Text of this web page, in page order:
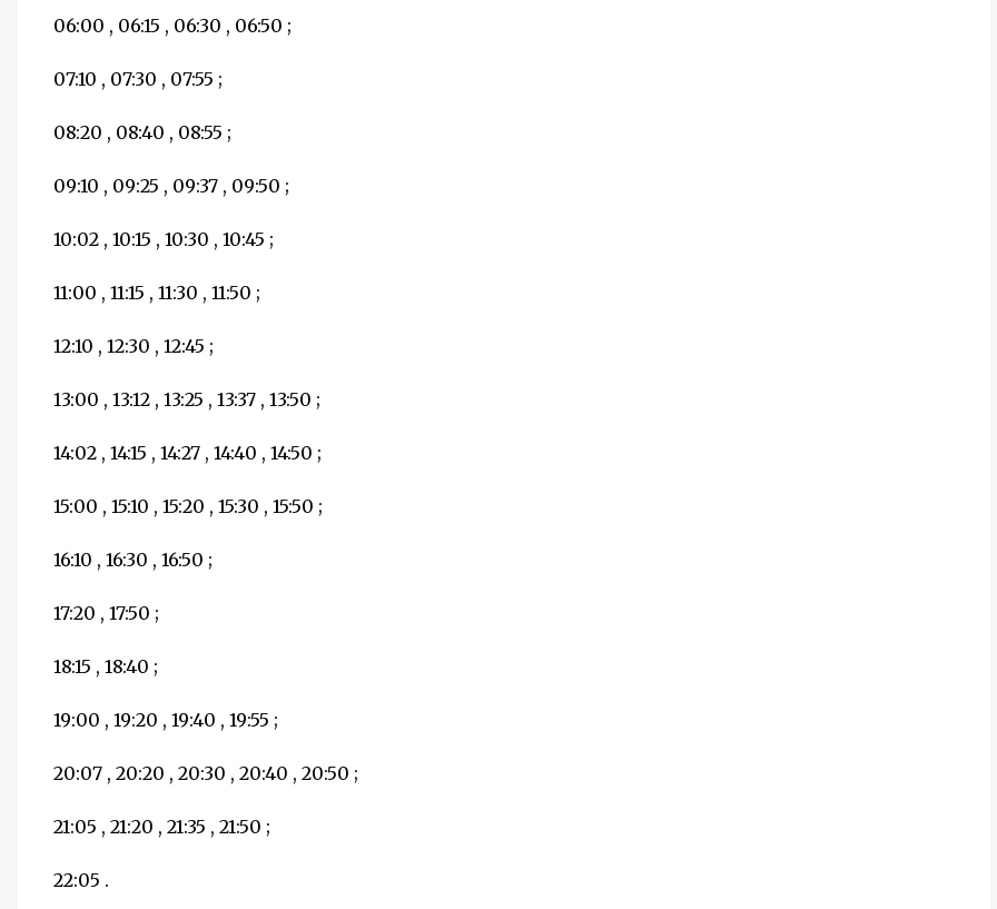
06:00 , 06:15 , 06:30 , 06:50 ;
07:10 , 07:30 , 07:55 ;
08:20 , 08:40 , 08:55 ;
09:10 , 09:25 , 09:37 , 09:50 ;
10:02 , 10:15 , 10:30 , 10:45 ;
11:00 , 11:15 , 11:30 , 11:50 ;
12:10 , 12:30 , 12:45 ;
13:00 , 13:12 , 13:25 , 13:37 , 13:50 ;
14:02 , 14:15 , 14:27 , 14:40 , 14:50 ;
15:00 , 15:10 , 15:20 , 15:30 , 15:50 ;
16:10 , 16:30 , 16:50 ;
17:20 , 17:50 ;
18:15 , 18:40 ;
19:00 , 19:20 , 19:40 , 19:55 ;
20:07 , 20:20 , 20:30 , 20:40 , 20:50 ;
21:05 , 21:20 , 21:35 , 21:50 ;
22:05 .